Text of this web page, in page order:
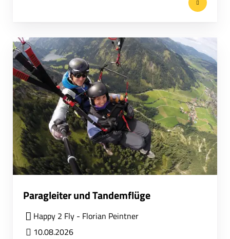
Paragleiter und Tandemflüge
Happy 2 Fly - Florian Peintner
10.08.2026